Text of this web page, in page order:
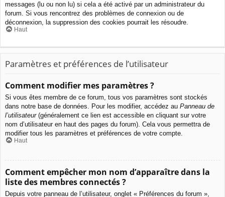
messages (lu ou non lu) si cela a été activé par un administrateur du
forum. Si vous rencontrez des problèmes de connexion ou de
déconnexion, la suppression des cookies pourrait les résoudre.
Haut
Paramètres et préférences de l’utilisateur
Comment modifier mes paramètres ?
Si vous êtes membre de ce forum, tous vos paramètres sont stockés
dans notre base de données. Pour les modifier, accédez au Panneau de
l’utilisateur(généralement ce lien est accessible en cliquant sur votre
nom d’utilisateur en haut des pages du forum). Cela vous permettra de
modifier tous les paramètres et préférences de votre compte.
Haut
Comment empêcher mon nom d’apparaître dans la
liste des membres connectés ?
Depuis votre panneau de l’utilisateur, onglet « Préférences du forum »,